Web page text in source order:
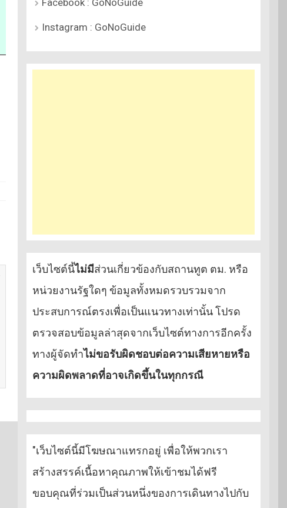
Instagram : GoNoGuide
เว็บไซต์นี้ไม่มีส่วนเกี่ยวข้องกับสถานทูต ตม. หรือ
หน่วยงานรัฐใดๆ ข้อมูลทั้งหมดรวบรวมจาก
ประสบการณ์ตรงเพื่อเป็นแนวทางเท่านั้น โปรด
ตรวจสอบข้อมูลล่าสุดจากเว็บไซต์ทางการอีกครั้ง
ทางผู้จัดทำไม่ขอรับผิดชอบต่อความเสียหายหรือ
ความผิดพลาดที่อาจเกิดขึ้นในทุกกรณี
"เว็บไซต์นี้มีโฆษณาแทรกอยู่ เพื่อให้พวกเรา
สร้างสรรค์เนื้อหาคุณภาพให้เข้าชมได้ฟรี
ขอบคุณที่ร่วมเป็นส่วนหนึ่งของการเดินทางไปกับ